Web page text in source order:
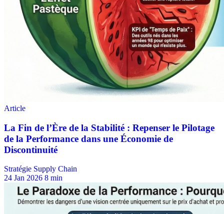
Stratégie Supply Chain
24 Jan 2026 8 min